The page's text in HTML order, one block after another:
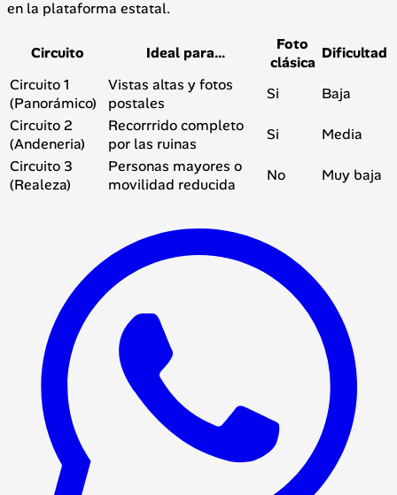
en la plataforma estatal.
Circuito Ideal para...
Foto
clásica
Dificultad
Circuito 1
(Panorámico)
Vistas altas y fotos
postales
Si
Baja
Circuito 2
(Andeneria)
Recorrrido completo
por las ruinas
Si
Media
Circuito 3
(Realeza)
Personas mayores o
movilidad reducida
No Muy baja